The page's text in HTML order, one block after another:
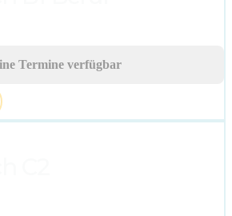
Termine verfügbar